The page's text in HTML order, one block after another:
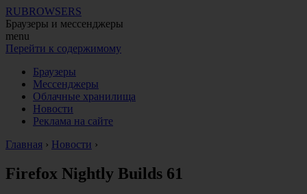
RUBROWSERS
Браузеры и мессенджеры
menu
Перейти к содержимому
Браузеры
Мессенджеры
Облачные хранилища
Новости
Реклама на сайте
Главная › Новости ›
Firefox Nightly Builds 61